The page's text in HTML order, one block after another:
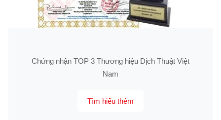
Chứng nhận TOP 3 Thương hiệu Dịch Thuật Việt
Nam
Tìm hiểu thêm